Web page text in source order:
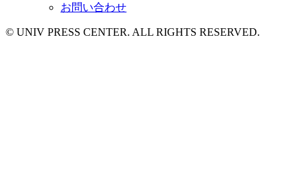
お問い合わせ
© UNIV PRESS CENTER. ALL RIGHTS RESERVED.